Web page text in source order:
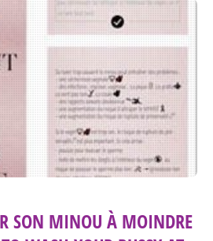
SON MINOU À MOINDRE